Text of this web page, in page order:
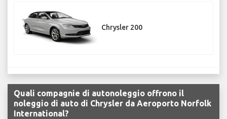
Chrysler 200
Quali compagnie di autonoleggio offrono il
noleggio di auto di Chrysler da Aeroporto Norfolk
International?